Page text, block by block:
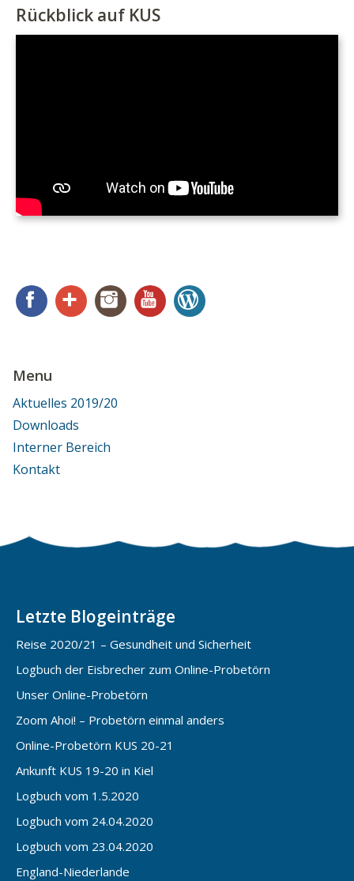
Rückblick auf KUS
FacebookGoogle+ InstagramYouTube
Menu
Aktuelles 2019/20
Downloads
Interner Bereich
Kontakt
Letzte Blogeinträge
Reise 2020/21 – Gesundheit und Sicherheit
Logbuch der Eisbrecher zum Online-Probetörn
Unser Online-Probetörn
Zoom Ahoi! – Probetörn einmal anders
Online-Probetörn KUS 20-21
Ankunft KUS 19-20 in Kiel
Logbuch vom 1.5.2020
Logbuch vom 24.04.2020
Logbuch vom 23.04.2020
England-Niederlande